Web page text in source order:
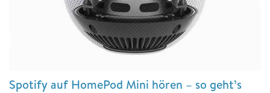
Spotify auf HomePod Mini hören – so geht’s